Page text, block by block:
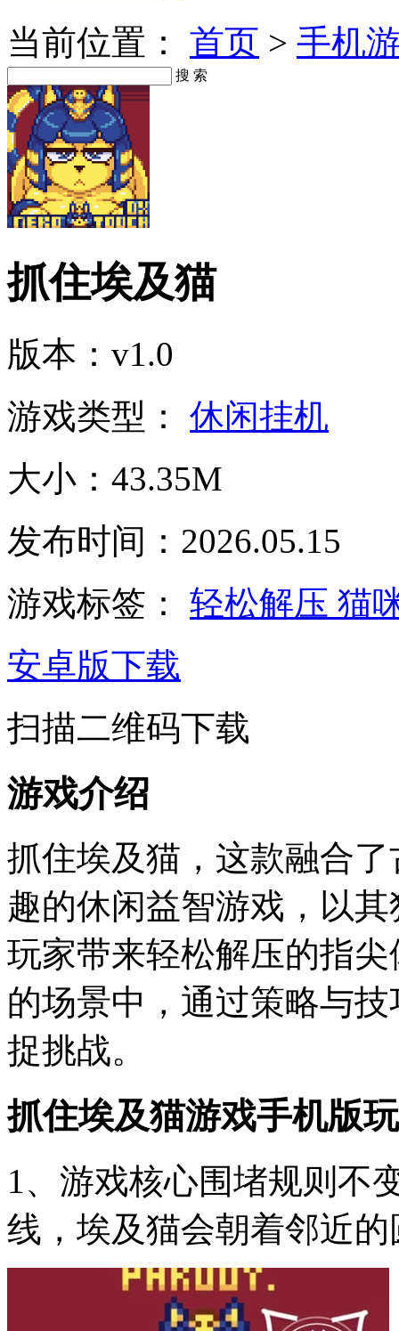
当前位置： 首页 > 手机
搜 索
抓住埃及猫
版本：v1.0
游戏类型： 休闲挂机
大小：43.35M
发布时间：2026.05.15
游戏标签： 轻松解压 猫
安卓版下载
扫描二维码下载
游戏介绍
抓住埃及猫，这款融合
趣的休闲益智游戏，以
玩家带来轻松解压的指
的场景中，通过策略与
捉挑战。
抓住埃及猫游戏手机版
1、游戏核心围堵规则不
线，埃及猫会朝着邻近